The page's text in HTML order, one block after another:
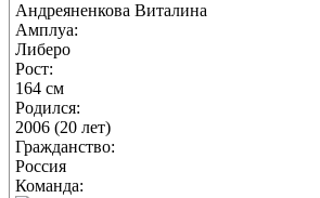
Андреяненкова Виталина
Амплуа:
Либеро
Рост:
164 см
Родился:
2006 (20 лет)
Гражданство:
Россия
Команда: